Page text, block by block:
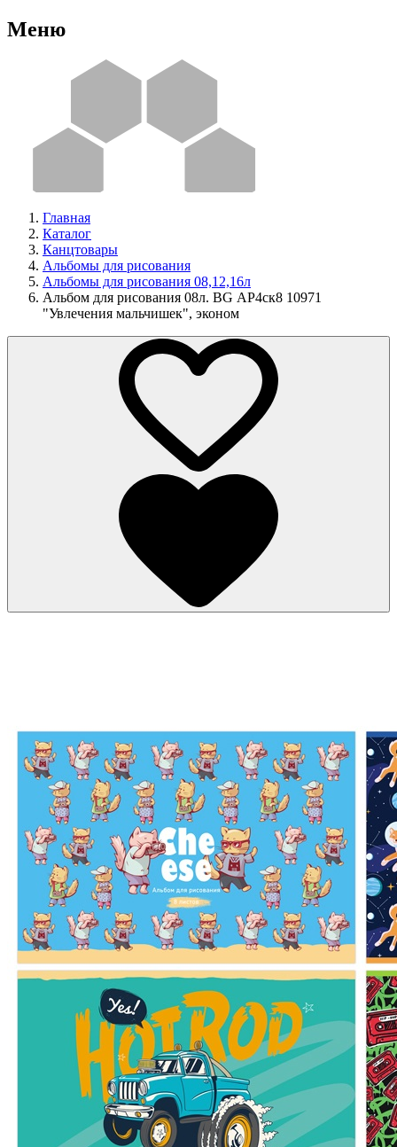
Меню
Главная
Каталог
Канцтовары
Альбомы для рисования
Альбомы для рисования 08,12,16л
Альбом для рисования 08л. BG АР4ск8 10971
"Увлечения мальчишек", эконом